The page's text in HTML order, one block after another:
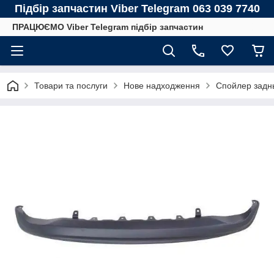
Підбір запчастин Viber Telegram 063 039 7740
ПРАЦЮЄМО Viber Telegram підбір запчастин
Товари та послуги Нове надходження Спойлер